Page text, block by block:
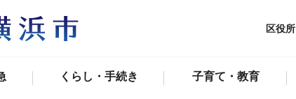
区役所
くらし・手続き 子育て・教育